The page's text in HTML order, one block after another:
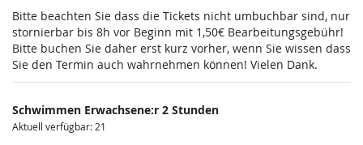
Bitte beachten Sie dass die Tickets nicht umbuchbar sind, nur
stornierbar bis 8h vor Beginn mit 1,50€ Bearbeitungsgebühr!
Bitte buchen Sie daher erst kurz vorher, wenn Sie wissen dass
Sie den Termin auch wahrnehmen können! Vielen Dank.
Schwimmen Erwachsene:r 2 Stunden
Aktuell verfügbar: 21